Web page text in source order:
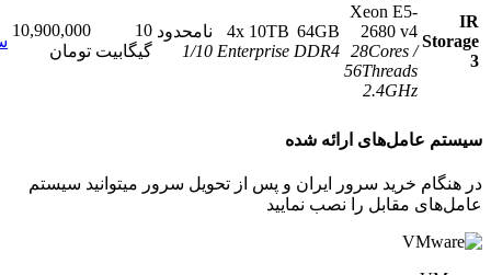
Xeon E5-
2680 v4
28Cores
56Threads
64GB
DDR4
4x 10TB
Enterprise
نامحدود
1/10
10
گیگابیت
10,900,000
تومان
سفارش
ارائه شده
خرید سرور ایران و پس از تحویل سرور میتوانید سیستم
مقابل را نصب نمایید